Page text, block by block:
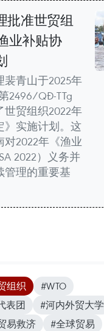
批准世贸组
业补贴协
裴青山于2025年
2496/QĐ-TTg
贸组织2022年
》实施计划。这
2022年《渔业
2022）义务并
管理的重要基
组织
#WTO
表团
#河内外贸大学
易救济
#全球贸易